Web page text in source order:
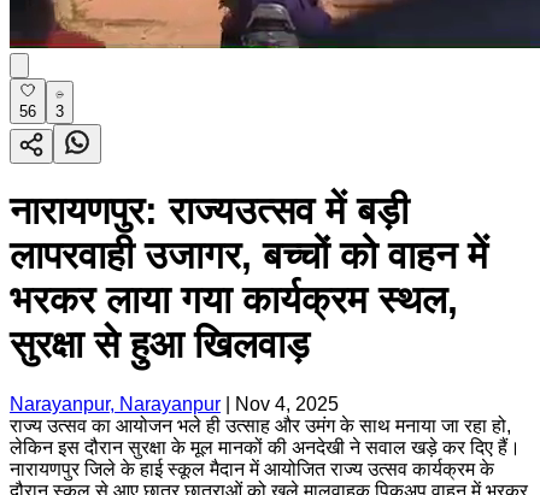
56 3
नारायणपुर: राज्यउत्सव में बड़ी
लापरवाही उजागर, बच्चों को वाहन में
भरकर लाया गया कार्यक्रम स्थल,
सुरक्षा से हुआ खिलवाड़
Narayanpur, Narayanpur
Nov 4, 2025
राज्य उत्सव का आयोजन भले ही उत्साह और उमंग के साथ मनाया जा रहा हो,
लेकिन इस दौरान सुरक्षा के मूल मानकों की अनदेखी ने सवाल खड़े कर दिए हैं।
नारायणपुर जिले के हाई स्कूल मैदान में आयोजित राज्य उत्सव कार्यक्रम के
दौरान स्कूल से आए छात्र छात्राओं को खुले मालवाहक पिकअप वाहन में भरकर